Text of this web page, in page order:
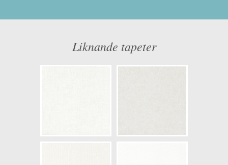
Längd x Bredd: 11,20 x 0,53
Struktur: Slät, Metallic
Liknande tapeter